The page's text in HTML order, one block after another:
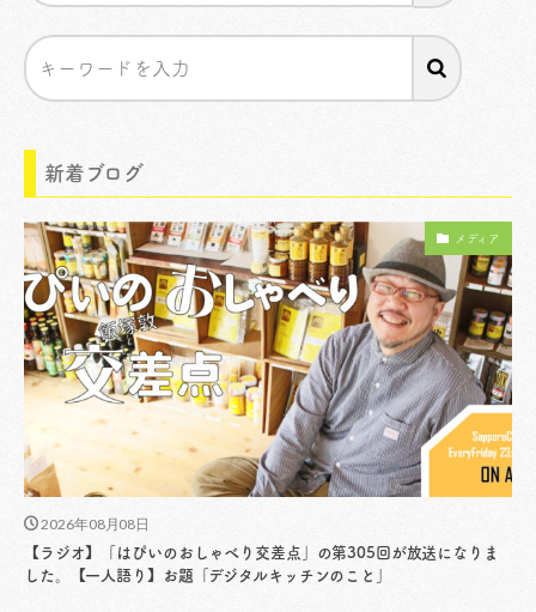
新着ブログ
メディア
2026年08月08日
【ラジオ】「はぴいのおしゃべり交差点」の第305回が放送になりま
した。【一人語り】お題「デジタルキッチンのこと」